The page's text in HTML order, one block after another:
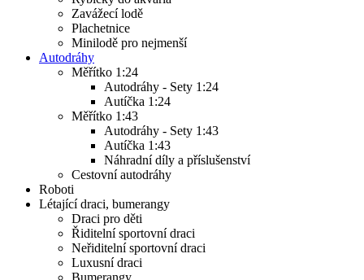
Zavážecí lodě
Plachetnice
Minilodě pro nejmenší
Autodráhy
Měřítko 1:24
Autodráhy - Sety 1:24
Autíčka 1:24
Měřítko 1:43
Autodráhy - Sety 1:43
Autíčka 1:43
Náhradní díly a příslušenství
Cestovní autodráhy
Roboti
Létající draci, bumerangy
Draci pro děti
Řiditelní sportovní draci
Neřiditelní sportovní draci
Luxusní draci
Bumerangy